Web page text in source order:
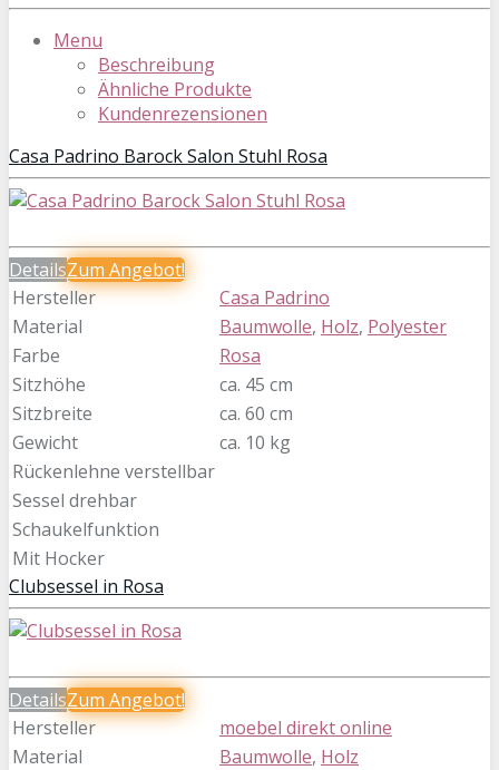
Menu
Beschreibung
Ähnliche Produkte
Kundenrezensionen
Casa Padrino Barock Salon Stuhl Rosa
DetailsZum Angebot!
Hersteller
Casa Padrino
Material
Baumwolle, Holz, Polyester
Farbe
Rosa
Sitzhöhe
ca. 45 cm
Sitzbreite
ca. 60 cm
Gewicht
ca. 10 kg
Rückenlehne verstellbar
Sessel drehbar
Schaukelfunktion
Mit Hocker
Clubsessel in Rosa
DetailsZum Angebot!
Hersteller
moebel direkt online
Material
Baumwolle, Holz